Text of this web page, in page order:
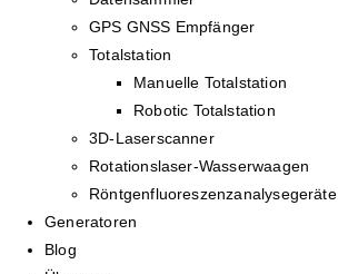
GPS GNSS Empfänger
Totalstation
Manuelle Totalstation
Robotic Totalstation
3D-Laserscanner
Rotationslaser-Wasserwaagen
Röntgenfluoreszenzanalysegeräte
Generatoren
Blog